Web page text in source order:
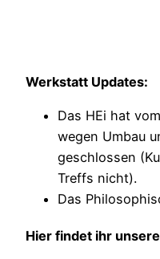
Werkstatt Updates:
Das HEi hat
wegen Umbau
geschlossen
Treffs nicht).
Das
Hier findet ihr unsere